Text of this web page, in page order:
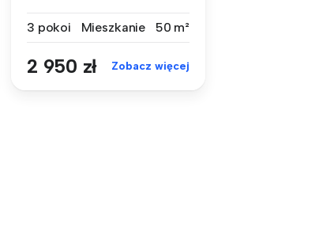
3 pokoi
Mieszkanie 50 m²
2 950 zł Zobacz więcej